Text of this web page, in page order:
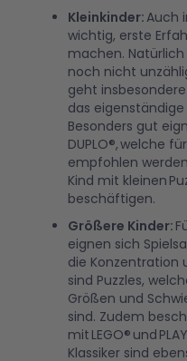
Kleinkinder:Auch
wichtig, erste
machen.
noch nicht
geht
das
Besonders gut
DUPLO®, welche
empfohlen
Kind mit kleinen
beschäftigen.
Größere Kinder:
eignen sich
die Konzentration
sind Puzzles,
Größen und
sind. Zudem
mit LEGO® und
Klassiker sind